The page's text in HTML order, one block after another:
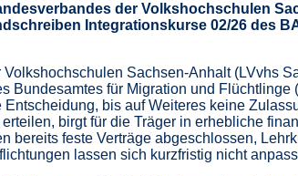
der Volkshochschulen
Integrationskurse 02/26 des
Sachsen-Anhalt (LVvhs
Bundesamtes für Migration und Flüchtlinge
bis auf Weiteres keine
erteilen, birgt für die Träger in erhebliche
bereits feste Verträge abgeschlossen,
lassen sich kurzfristig nicht